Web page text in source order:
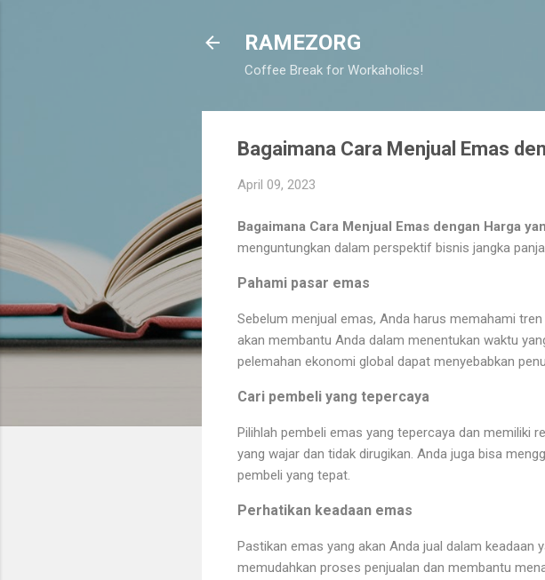
RAMEZORG
Coffee Break for Workaholics!
Bagaimana Cara Menjual Emas
April 09, 2023
Bagaimana Cara Menjual Emas dengan Harga
menguntungkan dalam perspektif bisnis jangka
Pahami pasar emas
Sebelum menjual emas, Anda harus memahami
akan membantu Anda dalam menentukan waktu
pelemahan ekonomi global dapat menyebabkan
Cari pembeli yang tepercaya
Pilihlah pembeli emas yang tepercaya dan memiliki
yang wajar dan tidak dirugikan. Anda juga bisa
pembeli yang tepat.
Perhatikan keadaan emas
Pastikan emas yang akan Anda jual dalam keadaan
memudahkan proses penjualan dan membantu